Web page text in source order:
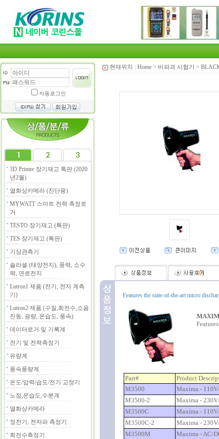
자동로그인
3D Printer 장기재고 특판 (2020
년2월)
열화상카메라 (진단용)
MYWATT 스마트 전력 측정로
거
TESTO 장기재고 (특판)
TES 장기재고 (특판)
기상관측기
솔라셀 (태양전지), 풍력, 소수
력, 연료전지
Lutron1 제품 (전기, 전자 계측
기)
Lutron2 제품 (수질,회전수,소음
진동, 광량, 온습도, 풍속)
데이터로거 및 기록계
전기 및 전력측정기
유량계
풍속풍량계
온도/압력/습도/전기 교정기
노점,온습도,수분계
열화상카메라
정전기, 전자파 측정기
회전수측정기
현재위치 : Home > 비파괴 시험기 >
(0)
Features the state-of-the-art micro
Part#
Product
M3500
Maxima -
M3500-2
Maxima -
M3500C
Maxima -
M3500C-2
Maxima -
M3500M
Maxima - AC/